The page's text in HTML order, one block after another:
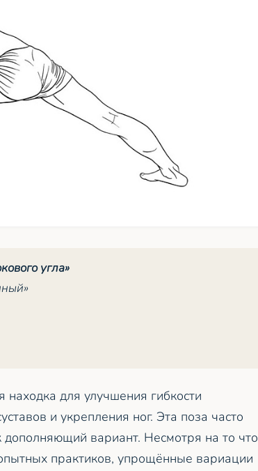
угла»
для улучшения гибкости
и укрепления ног. Эта поза часто
дополняющий вариант. Несмотря на то что
практиков, упрощённые вариации